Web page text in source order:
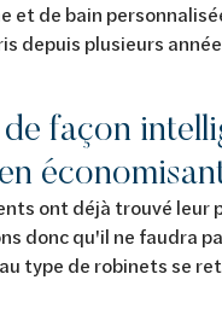
et de bain
depuis plusieurs
façon
ont déjà trouvé leur
donc qu'il ne faudra
type de robinets se